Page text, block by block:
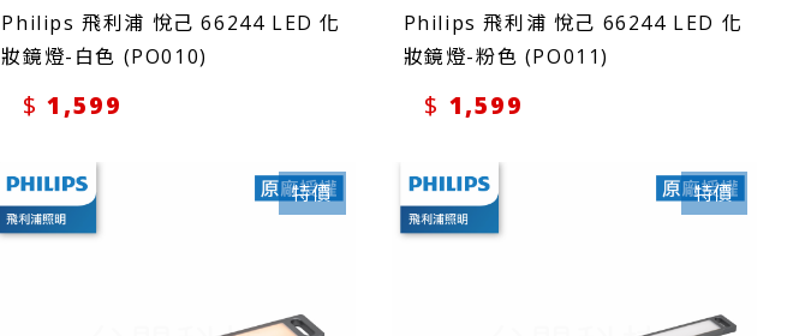
Philips 飛利浦 悅己 66244 LED 化
妝鏡燈-白色 (PO010)
1,599
Philips 飛利浦 悅己 66244 LED 化
妝鏡燈-粉色 (PO011)
1,599
特價 特價